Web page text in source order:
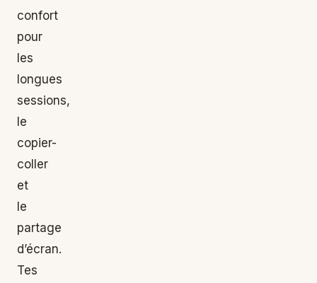
confort
pour
les
longues
sessions,
le
copier-
coller
et
le
partage
d’écran.
Tes